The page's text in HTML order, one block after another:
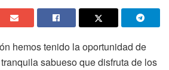
hemos tenido la oportunidad de
sabueso que disfruta de los